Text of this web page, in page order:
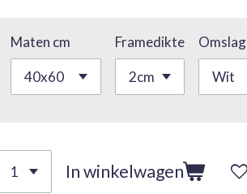
Maten cm Framedikte Omslag
In winkelwagen